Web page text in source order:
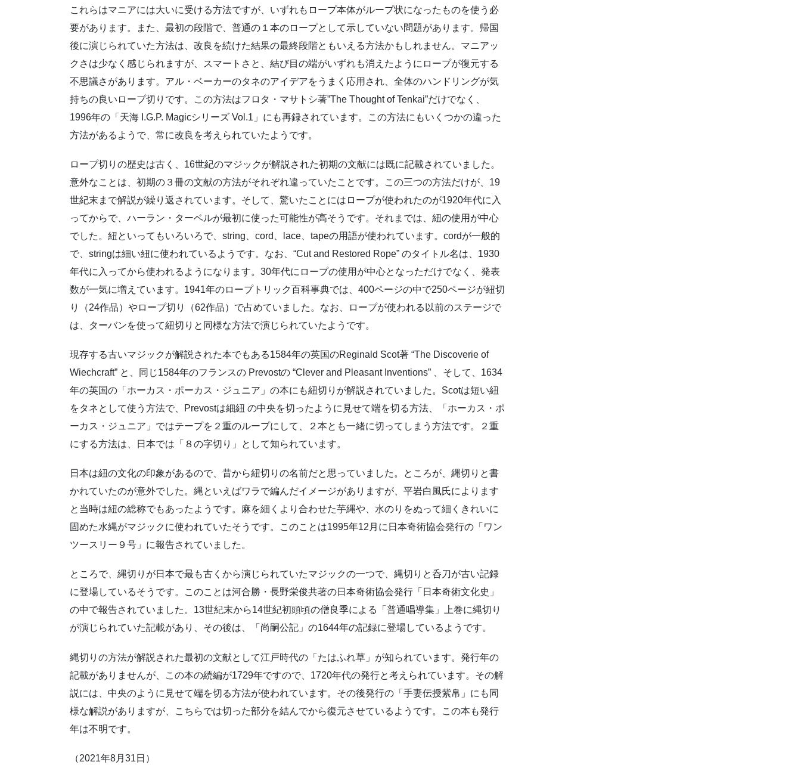
これらはマニアには大いに受ける方法ですが、いずれもロープ本体がループ状になったものを使う必
要があります。また、最初の段階で、普通の１本のロープとして示していない問題があります。帰国
後に演じられていた方法は、改良を続けた結果の最終段階ともいえる方法かもしれません。マニアッ
クさは少なく感じられますが、スマートさと、結び目の端がいずれも消えたようにロープが復元する
不思議さがあります。アル・ベーカーのタネのアイデアをうまく応用され、全体のハンドリングが気
持ちの良いロープ切りです。この方法はフロタ・マサトシ著”The Thought of Tenkai”だけでなく、
1996年の「天海 I.G.P. Magicシリーズ Vol.1」にも再録されています。この方法にもいくつかの違った
方法があるようで、常に改良を考えられていたようです。
ロープ切りの歴史は古く、16世紀のマジックが解説された初期の文献には既に記載されていました。
意外なことは、初期の３冊の文献の方法がそれぞれ違っていたことです。この三つの方法だけが、19
世紀末まで解説が繰り返されています。そして、驚いたことにはロープが使われたのが1920年代に入
ってからで、ハーラン・ターベルが最初に使った可能性が高そうです。それまでは、紐の使用が中心
でした。紐といってもいろいろで、string、cord、lace、tapeの用語が使われています。cordが一般的
で、stringは細い紐に使われているようです。なお、“Cut and Restored Rope” のタイトル名は、1930
年代に入ってから使われるようになります。30年代にロープの使用が中心となっただけでなく、発表
数が一気に増えています。1941年のロープトリック百科事典では、400ページの中で250ページが紐切
り（24作品）やロープ切り（62作品）で占めていました。なお、ロープが使われる以前のステージで
は、ターバンを使って紐切りと同様な方法で演じられていたようです。
現存する古いマジックが解説された本でもある1584年の英国のReginald Scot著 “The Discoverie of
Wiechcraft” と、同じ1584年のフランスの Prevostの “Clever and Pleasant Inventions” 、そして、1634
年の英国の「ホーカス・ポーカス・ジュニア」の本にも紐切りが解説されていました。Scotは短い紐
をタネとして使う方法で、Prevostは細紐 の中央を切ったように見せて端を切る方法、「ホーカス・ポ
ーカス・ジュニア」ではテープを２重のループにして、２本とも一緒に切ってしまう方法です。２重
にする方法は、日本では「８の字切り」として知られています。
日本は紐の文化の印象があるので、昔から紐切りの名前だと思っていました。ところが、縄切りと書
かれていたのが意外でした。縄といえばワラで編んだイメージがありますが、平岩白風氏によります
と当時は紐の総称でもあったようです。麻を細くより合わせた芋縄や、水のりをぬって細くきれいに
固めた水縄がマジックに使われていたそうです。このことは1995年12月に日本奇術協会発行の「ワン
ツースリー９号」に報告されていました。
ところで、縄切りが日本で最も古くから演じられていたマジックの一つで、縄切りと呑刀が古い記録
に登場しているそうです。このことは河合勝・長野栄俊共著の日本奇術協会発行「日本奇術文化史」
の中で報告されていました。13世紀末から14世紀初頭頃の僧良季による「普通唱導集」上巻に縄切り
が演じられていた記載があり、その後は、「尚嗣公記」の1644年の記録に登場しているようです。
縄切りの方法が解説された最初の文献として江戸時代の「たはふれ草」が知られています。発行年の
記載がありませんが、この本の続編が1729年ですので、1720年代の発行と考えられています。その解
説には、中央のように見せて端を切る方法が使われています。その後発行の「手妻伝授紫帛」にも同
様な解説がありますが、こちらでは切った部分を結んでから復元させているようです。この本も発行
年は不明です。
（2021年8月31日）